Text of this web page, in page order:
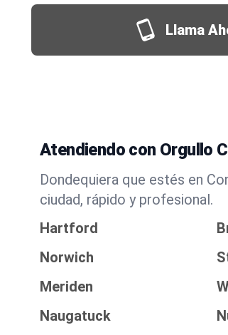
Llama
Atendiendo con Orgullo
Dondequiera que estés en
ciudad, rápido y profesional.
Hartford
Norwich
Meriden
Naugatuck